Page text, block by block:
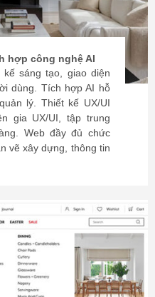
hợp công nghệ AI
sáng tạo, giao diện
dùng. Tích hợp AI hỗ
lý. Thiết kế UX/UI
gia UX/UI, tập trung
Web đầy đủ chức
vẽ xây dựng, thông tin